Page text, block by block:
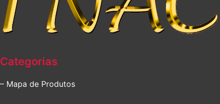
Categorias
– Mapa de Produtos